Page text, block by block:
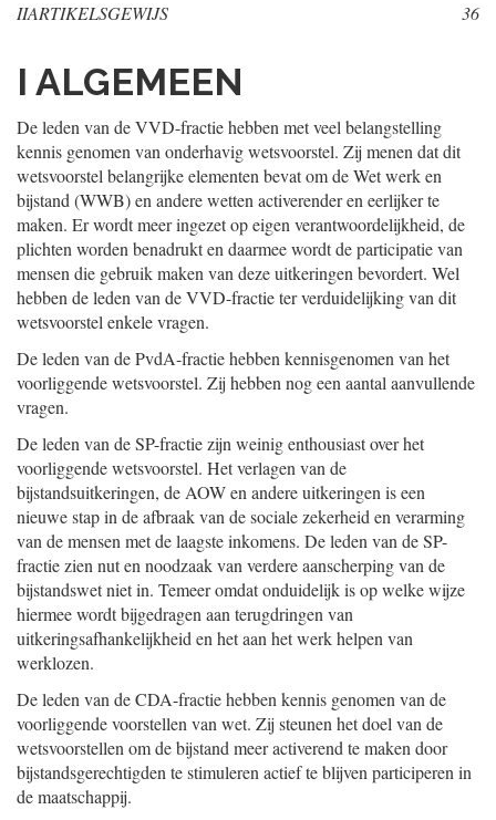
IIARTIKELSGEWIJS 36
I ALGEMEEN
De leden van de VVD-fractie hebben met veel belangstelling
kennis genomen van onderhavig wetsvoorstel. Zij menen dat dit
wetsvoorstel belangrijke elementen bevat om de Wet werk en
bijstand (WWB) en andere wetten activerender en eerlijker te
maken. Er wordt meer ingezet op eigen verantwoordelijkheid, de
plichten worden benadrukt en daarmee wordt de participatie van
mensen die gebruik maken van deze uitkeringen bevordert. Wel
hebben de leden van de VVD-fractie ter verduidelijking van dit
wetsvoorstel enkele vragen.
De leden van de PvdA-fractie hebben kennisgenomen van het
voorliggende wetsvoorstel. Zij hebben nog een aantal aanvullende
vragen.
De leden van de SP-fractie zijn weinig enthousiast over het
voorliggende wetsvoorstel. Het verlagen van de
bijstandsuitkeringen, de AOW en andere uitkeringen is een
nieuwe stap in de afbraak van de sociale zekerheid en verarming
van de mensen met de laagste inkomens. De leden van de SP-
fractie zien nut en noodzaak van verdere aanscherping van de
bijstandswet niet in. Temeer omdat onduidelijk is op welke wijze
hiermee wordt bijgedragen aan terugdringen van
uitkeringsafhankelijkheid en het aan het werk helpen van
werklozen.
De leden van de CDA-fractie hebben kennis genomen van de
voorliggende voorstellen van wet. Zij steunen het doel van de
wetsvoorstellen om de bijstand meer activerend te maken door
bijstandsgerechtigden te stimuleren actief te blijven participeren in
de maatschappij.